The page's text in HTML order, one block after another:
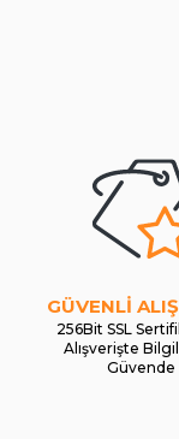
GÜVENLİ
256Bit SSL
Alışverişte
Güvende